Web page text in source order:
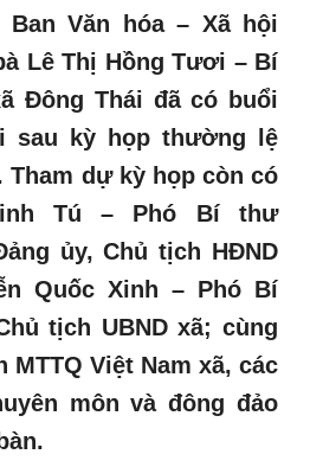
Văn hóa – Xã hội
Lê Thị Hồng Tươi – Bí
Đông Thái đã có buổi
sau kỳ họp thường lệ
Tham dự kỳ họp còn có
Tú – Phó Bí thư
ủy, Chủ tịch HĐND
Quốc Xinh – Phó Bí
tịch UBND xã; cùng
MTTQ Việt Nam xã, các
môn và đông đảo